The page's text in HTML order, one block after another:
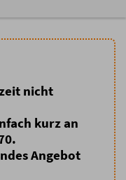
nicht
kurz an
Angebot